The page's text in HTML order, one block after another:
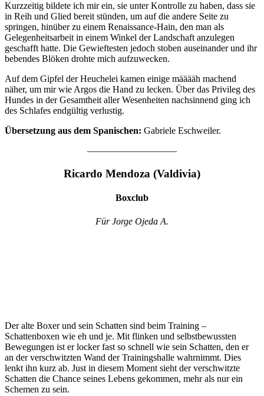
Kurzzeitig bildete ich mir ein, sie unter Kontrolle zu haben, dass sie
in Reih und Glied bereit stünden, um auf die andere Seite zu
springen, hinüber zu einem Renaissance-Hain, den man als
Gelegenheitsarbeit in einem Winkel der Landschaft anzulegen
geschafft hatte. Die Gewieftesten jedoch stoben auseinander und ihr
bebendes Blöken drohte mich aufzuwecken.
Auf dem Gipfel der Heuchelei kamen einige määääh machend
näher, um mir wie Argos die Hand zu lecken. Über das Privileg des
Hundes in der Gesamtheit aller Wesenheiten nachsinnend ging ich
des Schlafes endgültig verlustig.
Übersetzung aus dem Spanischen: Gabriele Eschweiler.
—————————–
Ricardo Mendoza (Valdivia)
Boxclub
Für Jorge Ojeda A.
Der alte Boxer und sein Schatten sind beim Training –
Schattenboxen wie eh und je. Mit flinken und selbstbewussten
Bewegungen ist er locker fast so schnell wie sein Schatten, den er
an der verschwitzten Wand der Trainingshalle wahrnimmt. Dies
lenkt ihn kurz ab. Just in diesem Moment sieht der verschwitzte
Schatten die Chance seines Lebens gekommen, mehr als nur ein
Schemen zu sein.